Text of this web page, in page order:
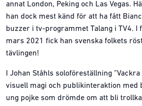
annat London, Peking och Las Vegas.
han dock mest känd för att ha fått
buzzer i tv-programmet Talang i TV4. I
mars 2021 fick han svenska folkets
tävlingen!
I Johan Ståhls soloföreställning
visuell magi och publikinteraktion med
ung pojke som drömde om att bli